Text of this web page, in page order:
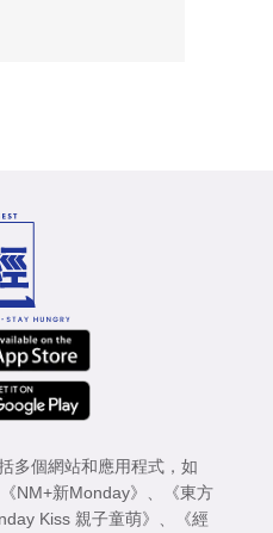
多個網站和應用程式，如
《NM+新Monday》
《東方
Kiss 親子童萌》
《經